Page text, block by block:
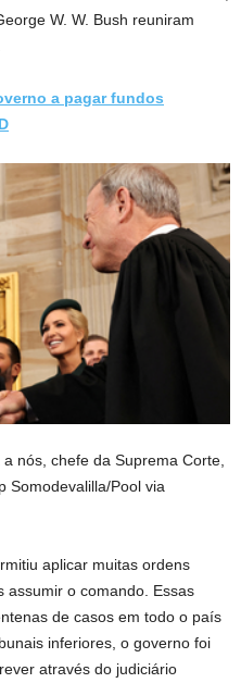
W. W. Bush reuniram
a pagar fundos
nós, chefe da Suprema Corte,
Somodevalilla/Pool via
aplicar muitas ordens
assumir o comando. Essas
de casos em todo o país
inferiores, o governo foi
através do judiciário